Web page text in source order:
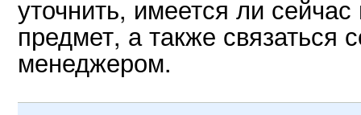
уточнить, имеется ли
предмет, а также связаться
менеджером.